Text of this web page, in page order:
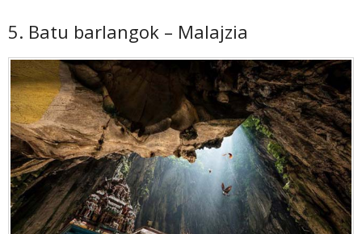
5. Batu barlangok – Malajzia